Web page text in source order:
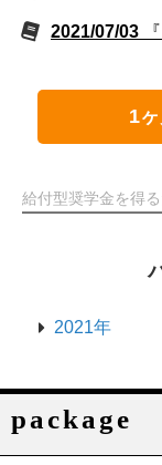
2021/07/03
1
給付型奨学金を得
2021年
package